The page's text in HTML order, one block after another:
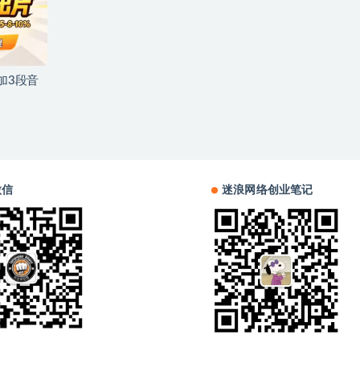
3段音
迷浪网络创业笔记